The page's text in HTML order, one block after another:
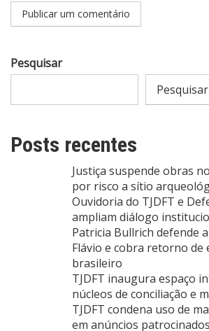
Pesquisar
Pesquisar
Posts recentes
Justiça suspende obras
por risco a sítio
Ouvidoria do TJDFT e
ampliam diálogo
Patricia Bullrich defende
Flávio e cobra retorno de
brasileiro
TJDFT inaugura espaço
núcleos de conciliação e
TJDFT condena uso de
em anúncios patrocinados